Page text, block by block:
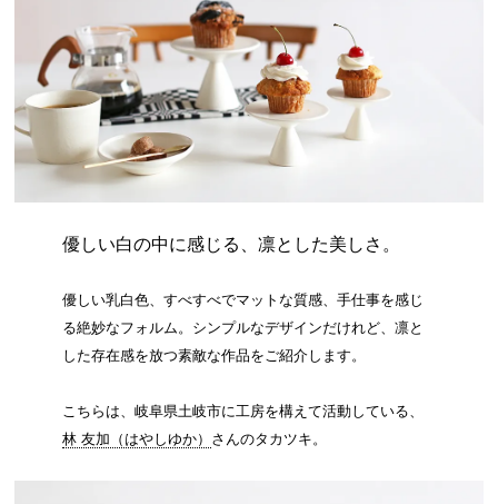
優しい白の中に感じる、凛とした美しさ。
優しい乳白色、すべすべでマットな質感、手仕事を感じ
る絶妙なフォルム。シンプルなデザインだけれど、凛と
した存在感を放つ素敵な作品をご紹介します。
こちらは、岐阜県土岐市に工房を構えて活動している、
林 友加（はやしゆか） さんのタカツキ。